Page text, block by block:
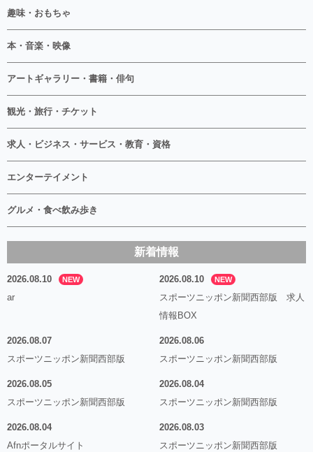
趣味・おもちゃ
本・音楽・映像
アートギャラリー・書籍・俳句
観光・旅行・チケット
求人・ビジネス・サービス・教育・資格
エンターテイメント
グルメ・食べ飲み歩き
新着情報
2026.08.10 NEW
ar
2026.08.10 NEW
スポーツニッポン新聞西部版 求人
情報BOX
2026.08.07
スポーツニッポン新聞西部版
2026.08.06
スポーツニッポン新聞西部版
2026.08.05
スポーツニッポン新聞西部版
2026.08.04
スポーツニッポン新聞西部版
2026.08.04
Afnポータルサイト
2026.08.03
スポーツニッポン新聞西部版